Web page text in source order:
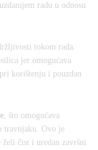
radu u odnosu
tokom rada.
jer omogućava
korištenju i pouzdan
, što omogućava
travnjaku. Ovo je
želi čist i uredan završni